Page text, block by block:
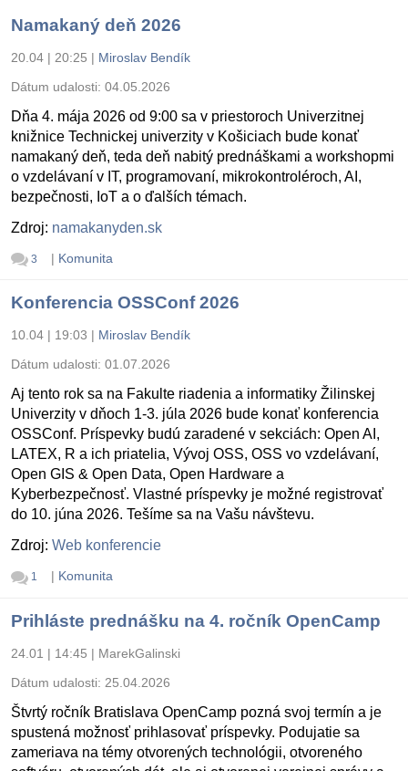
Namakaný deň 2026
20.04 | 20:25 | Miroslav Bendík
Dátum udalosti: 04.05.2026
Dňa 4. mája 2026 od 9:00 sa v priestoroch Univerzitnej
knižnice Technickej univerzity v Košiciach bude konať
namakaný deň, teda deň nabitý prednáškami a workshopmi
o vzdelávaní v IT, programovaní, mikrokontroléroch, AI,
bezpečnosti, IoT a o ďalších témach.
Zdroj: namakanyden.sk
3 | Komunita
Konferencia OSSConf 2026
10.04 | 19:03 | Miroslav Bendík
Dátum udalosti: 01.07.2026
Aj tento rok sa na Fakulte riadenia a informatiky Žilinskej
Univerzity v dňoch 1-3. júla 2026 bude konať konferencia
OSSConf. Príspevky budú zaradené v sekciách: Open AI,
LATEX, R a ich priatelia, Vývoj OSS, OSS vo vzdelávaní,
Open GIS & Open Data, Open Hardware a
Kyberbezpečnosť. Vlastné príspevky je možné registrovať
do 10. júna 2026. Tešíme sa na Vašu návštevu.
Zdroj: Web konferencie
1 | Komunita
Prihláste prednášku na 4. ročník OpenCamp
24.01 | 14:45 | MarekGalinski
Dátum udalosti: 25.04.2026
Štvrtý ročník Bratislava OpenCamp pozná svoj termín a je
spustená možnosť prihlasovať príspevky. Podujatie sa
zameriava na témy otvorených technológii, otvoreného